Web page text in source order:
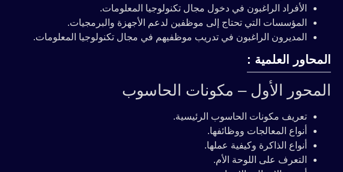
الأفراد الراغبون في دخول مجال تكنولوجيا المعلومات.
المؤسسات التي تحتاج إلى موظفين لدعم الأجهزة والبرمجيات.
المديرون الراغبون في تدريب موظفيهم في مجال تكنولوجيا المعلومات.
المحاور العلمية :
المحور الأول – مكونات الحاسوب
تعريف مكونات الحاسوب الرئيسية.
أنواع المعالجات ووظائفها.
أنواع الذاكرة وكيفية عملها.
التعرف على اللوحة الأم.